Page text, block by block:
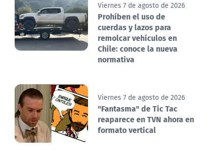
Viernes 7 de agosto de 2026
Prohíben el uso de
cuerdas y lazos para
remolcar vehículos en
Chile: conoce la nueva
normativa
Viernes 7 de agosto de 2026
"Fantasma" de Tic Tac
reaparece en TVN ahora en
formato vertical